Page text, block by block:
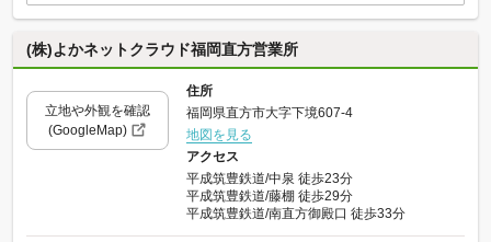
(株)よかネットクラウド福岡直方営業所
立地や外観を確認
(GoogleMap)
住所
福岡県直方市大字下境607-4
地図を見る
アクセス
平成筑豊鉄道/中泉 徒歩23分
平成筑豊鉄道/藤棚 徒歩29分
平成筑豊鉄道/南直方御殿口 徒歩33分